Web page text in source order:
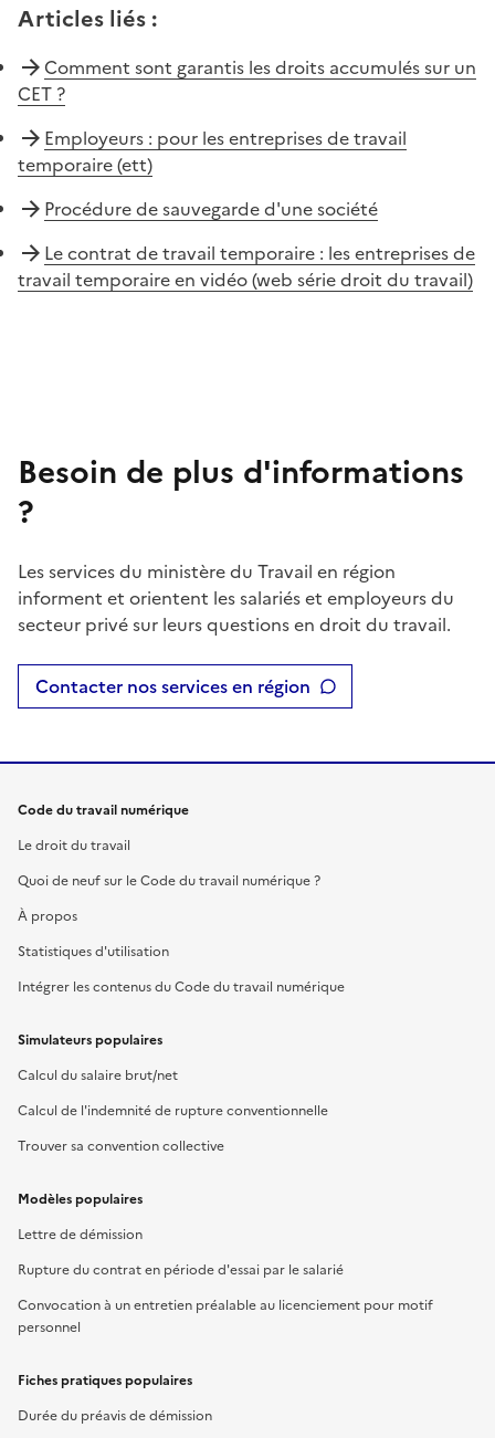
Articles liés :
Comment sont garantis les droits accumulés sur un
CET ?
Employeurs : pour les entreprises de travail
temporaire (ett)
Procédure de sauvegarde d'une société
Le contrat de travail temporaire : les entreprises de
travail temporaire en vidéo (web série droit du travail)
Besoin de plus d'informations
?
Les services du ministère du Travail en région
informent et orientent les salariés et employeurs du
secteur privé sur leurs questions en droit du travail.
Contacter nos services en région
Code du travail numérique
Le droit du travail
Quoi de neuf sur le Code du travail numérique ?
À propos
Statistiques d'utilisation
Intégrer les contenus du Code du travail numérique
Simulateurs populaires
Calcul du salaire brut/net
Calcul de l'indemnité de rupture conventionnelle
Trouver sa convention collective
Modèles populaires
Lettre de démission
Rupture du contrat en période d'essai par le salarié
Convocation à un entretien préalable au licenciement pour motif
personnel
Fiches pratiques populaires
Durée du préavis de démission